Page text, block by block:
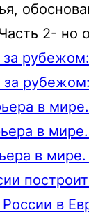
2- но
за
за
в
в
в
России в